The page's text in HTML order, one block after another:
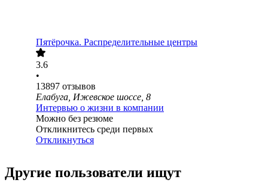
Пятёрочка. Распределительные центры
3.6
•
13897 отзывов
Елабуга, Ижевское шоссе, 8
Интервью о жизни в компании
Можно без резюме
Откликнитесь среди первых
Откликнуться
Другие пользователи ищут